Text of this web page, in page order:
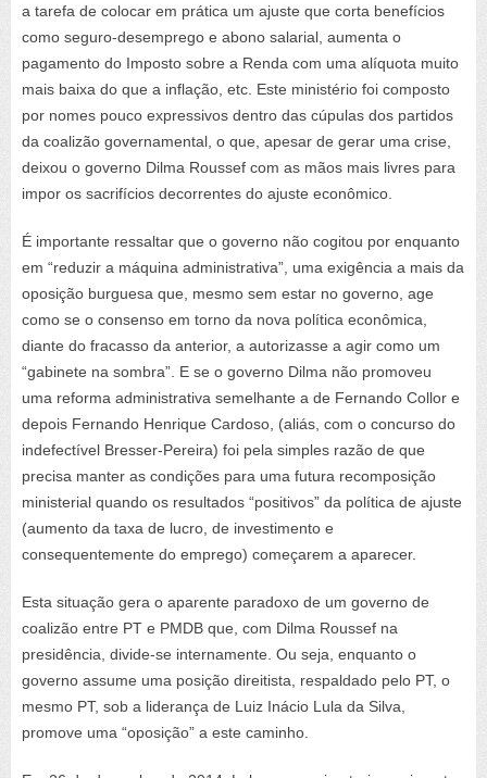
a tarefa de colocar em prática um ajuste que corta benefícios
como seguro-desemprego e abono salarial, aumenta o
pagamento do Imposto sobre a Renda com uma alíquota muito
mais baixa do que a inflação, etc. Este ministério foi composto
por nomes pouco expressivos dentro das cúpulas dos partidos
da coalizão governamental, o que, apesar de gerar uma crise,
deixou o governo Dilma Roussef com as mãos mais livres para
impor os sacrifícios decorrentes do ajuste econômico.
É importante ressaltar que o governo não cogitou por enquanto
em “reduzir a máquina administrativa”, uma exigência a mais da
oposição burguesa que, mesmo sem estar no governo, age
como se o consenso em torno da nova política econômica,
diante do fracasso da anterior, a autorizasse a agir como um
“gabinete na sombra”. E se o governo Dilma não promoveu
uma reforma administrativa semelhante a de Fernando Collor e
depois Fernando Henrique Cardoso, (aliás, com o concurso do
indefectível Bresser-Pereira) foi pela simples razão de que
precisa manter as condições para uma futura recomposição
ministerial quando os resultados “positivos” da política de ajuste
(aumento da taxa de lucro, de investimento e
consequentemente do emprego) começarem a aparecer.
Esta situação gera o aparente paradoxo de um governo de
coalizão entre PT e PMDB que, com Dilma Roussef na
presidência, divide-se internamente. Ou seja, enquanto o
governo assume uma posição direitista, respaldado pelo PT, o
mesmo PT, sob a liderança de Luiz Inácio Lula da Silva,
promove uma “oposição” a este caminho.